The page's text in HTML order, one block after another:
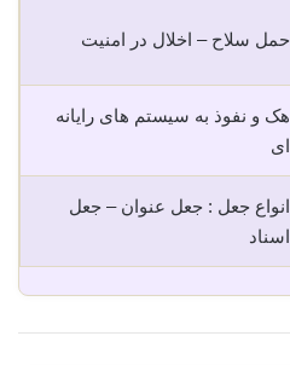
حمل سلاح – اخلال در امنیت
هک و نفوذ به سیستم های رایانه
ای
انواع جعل : جعل عنوان – جعل
اسناد